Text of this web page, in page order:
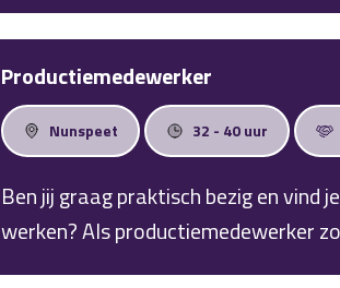
hebt vaste werktijden in dagdienst
2.800 bruto per maand. Ervaring is
technisch inzicht en de juiste
Productiemedewerker
Nunspeet 32 - 40 uur
Ben jij graag praktisch bezig en vind
werken? Als productiemedewerker